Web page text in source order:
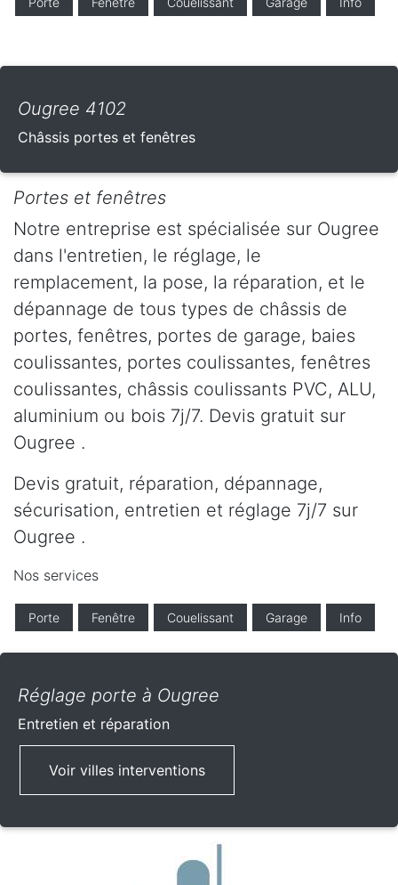
Ougree 4102
Châssis portes et fenêtres
Portes et fenêtres
Notre entreprise est spécialisée sur Ougree
dans l'entretien, le réglage, le
remplacement, la pose, la réparation, et le
dépannage de tous types de châssis de
portes, fenêtres, portes de garage, baies
coulissantes, portes coulissantes, fenêtres
coulissantes, châssis coulissants PVC, ALU,
aluminium ou bois 7j/7. Devis gratuit sur
Ougree .
Devis gratuit, réparation, dépannage,
sécurisation, entretien et réglage 7j/7 sur
Ougree .
Nos services
Porte Fenêtre Couelissant Garage Info
Réglage porte à Ougree
Entretien et réparation
Voir villes interventions